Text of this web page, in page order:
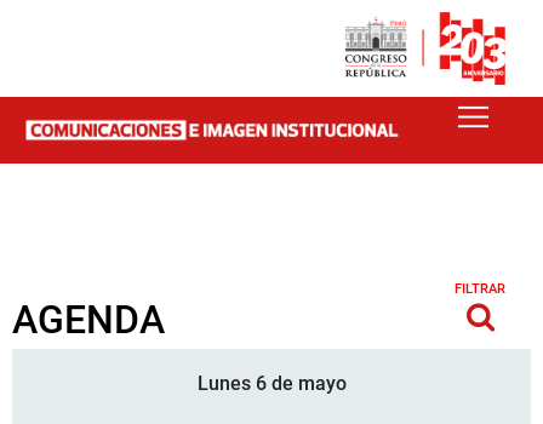
AGENDA
FILTRAR
Lunes 6 de mayo